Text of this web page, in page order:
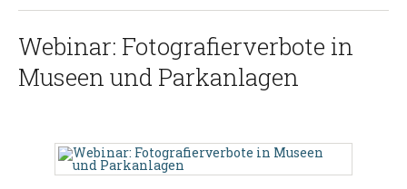
Webinar: Fotografierverbote in
Museen und Parkanlagen